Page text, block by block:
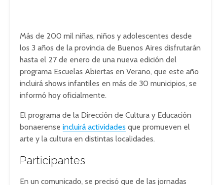
Más de 200 mil niñas, niños y adolescentes desde
los 3 años de la provincia de Buenos Aires disfrutarán
hasta el 27 de enero de una nueva edición del
programa Escuelas Abiertas en Verano, que este año
incluirá shows infantiles en más de 30 municipios, se
informó hoy oficialmente.
El programa de la Dirección de Cultura y Educación
bonaerense incluirá actividades que promueven el
arte y la cultura en distintas localidades.
Participantes
En un comunicado, se precisó que de las jornadas